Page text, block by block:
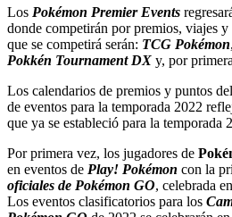
Los Pokémon Premier Events
donde competirán por premios, viajes
que se competirá serán: TCG Pokémon
Pokkén Tournament DX y, por
Los calendarios de premios y puntos
de eventos para la temporada 2022
que ya se estableció para la temporada
Por primera vez, los jugadores de
en eventos de Play! Pokémon con la
oficiales de Pokémon GO, celebrada
Los eventos clasificatorios para los